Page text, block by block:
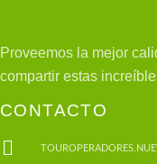
Proveemos la mejor
compartir estas
CONTACTO